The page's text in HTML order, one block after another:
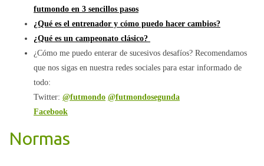
futmondo en 3 sencillos pasos
¿Qué es el entrenador y cómo puedo hacer cambios?
¿Qué es un campeonato clásico?
¿Cómo me puedo enterar de sucesivos desafíos? Recomendamos
que nos sigas en nuestra redes sociales para estar informado de
todo:
Twitter: @futmondo @futmondosegunda
Facebook
Normas